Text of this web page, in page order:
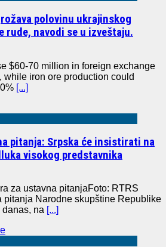
polovinu ukrajinskog
rude, navodi se u izveštaju.
$60-70 million in foreign exchange
while iron ore production could
[...]
pitanja: Srpska će insistirati na
visokog predstavnika
za ustavna pitanjaFoto: RTRS
pitanja Narodne skupštine Republike
na [...]